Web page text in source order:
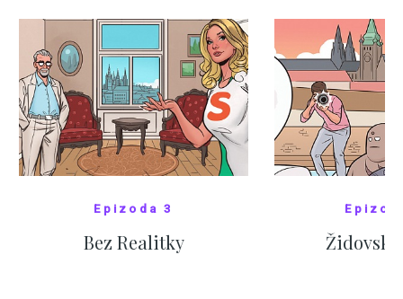
Epizoda 3
Bez Realitky